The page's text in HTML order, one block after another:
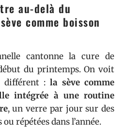
au-delà du
comme boisson
cantonne la cure de
du printemps. On voit
différent : la sève comme
intégrée à une routine
, un verre par jour sur des
répétées dans l’année.